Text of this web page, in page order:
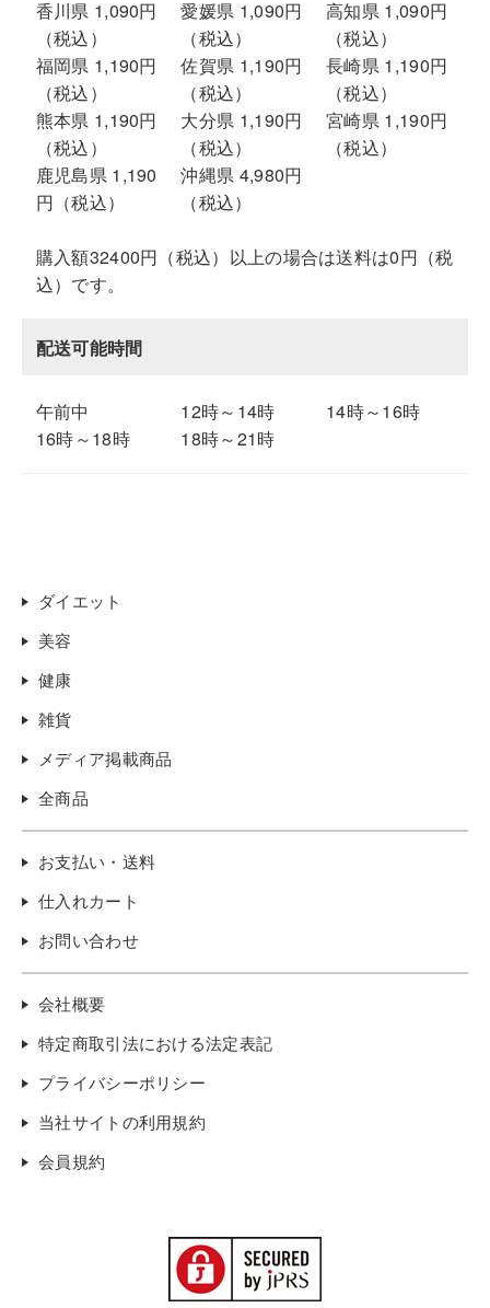
香川県 1,090円
（税込）
愛媛県 1,090円
（税込）
高知県 1,090円
（税込）
福岡県 1,190円
（税込）
佐賀県 1,190円
（税込）
長崎県 1,190円
（税込）
熊本県 1,190円
（税込）
大分県 1,190円
（税込）
宮崎県 1,190円
（税込）
鹿児島県 1,190
円（税込）
沖縄県 4,980円
（税込）
購入額32400円（税込）以上の場合は送料は0円（税
込）です。
配送可能時間
午前中 12時～14時
14時～16時
16時～18時
18時～21時
ダイエット
美容
健康
雑貨
メディア掲載商品
全商品
お支払い・送料
仕入れカート
お問い合わせ
会社概要
特定商取引法における法定表記
プライバシーポリシー
当社サイトの利用規約
会員規約